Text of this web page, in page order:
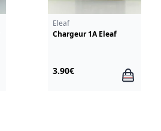
Eleaf
Chargeur 1A Eleaf
3.90€